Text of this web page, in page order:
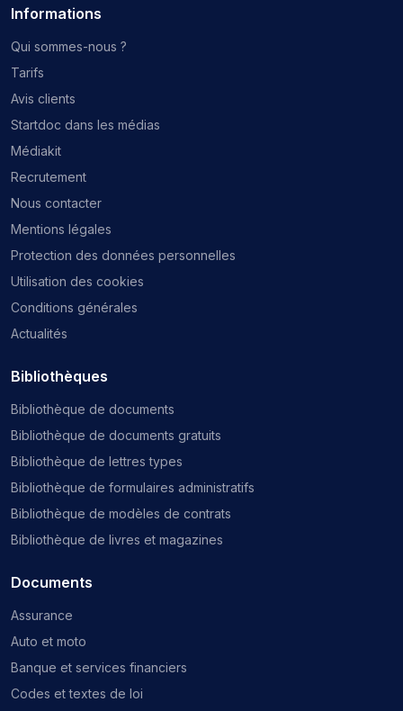
Informations
Qui sommes-nous ?
Tarifs
Avis clients
Startdoc dans les médias
Médiakit
Recrutement
Nous contacter
Mentions légales
Protection des données personnelles
Utilisation des cookies
Conditions générales
Actualités
Documents
Assurance
Auto et moto
Banque et services financiers
Codes et textes de loi
Bibliothèques
Bibliothèque de documents
Bibliothèque de documents gratuits
Bibliothèque de lettres types
Bibliothèque de formulaires administratifs
Bibliothèque de modèles de contrats
Bibliothèque de livres et magazines